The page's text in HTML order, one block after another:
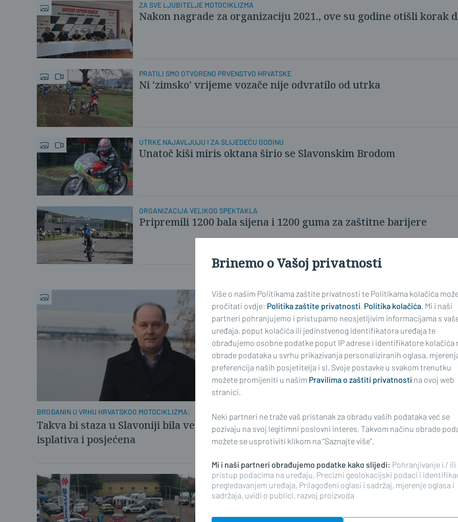
ZA SVE LJUBITELJE MOTOCIKLIZMA
Nakon nagrade za organizaciju 2021., ove su godine otišli korak
PRATILI SMO OTVORENO PRVENSTVO HRVATSKE
Ni 'zimsko' vrijeme vozače nije odvratilo od utrka
UTRKE NAJAVLJUJU I ZA SLIJEDEĆU GODINU
Unatoč kiši miris oktana širio se Slavonskim Brodom
ORGANIZACIJA VELIKOG SPEKTAKLA
Pripremili 1200 bala sijena i 1200 guma za zaštitne barijere
BROĐANIN U VRHU HRVATSKOG MOTOCIKLIZMA:
Takva bi staza u Slavoniji bila veoma
isplativa i posjećena
BRZA VOŽNJA I NEIZVJESNI DVOBOJI
Brođani osvojili sjajne rezultate na
osječkom Street Race-u
Brinemo o Vašoj privatnosti
Više o našim Politikama zaštite privatnosti te Politikama kolačića
pročitati ovdje: Politika zaštite privatnosti, Politika kolačića . Mi i naši
partneri pohranjujemo i pristupamo neosjetljivim informacijama s
uređaja, poput kolačića ili jedinstvenog identifikatora uređaja te
obrađujemo osobne podatke poput IP adrese i identifikatore kolačića
obrade podataka u svrhu prikazivanja personaliziranih oglasa,
preferencija naših posjetitelja i sl. Svoje postavke u svakom trenutku
možete promijeniti u našim Pravilima o zaštiti privatnosti na ovoj web
stranici.
Neki partneri ne traže vaš pristanak za obradu vaših podataka već se
pozivaju na svoj legitimni poslovni interes. Takvom načinu obrade
možete se usprotiviti klikom na "Saznajte više".
Mi i naši partneri obrađujemo podatke kako slijedi: Pohranjivanje i / ili
pristup podacima na uređaju, Precizni geolokacijski podaci i
pregledavanjem uređaja, Prilagođeni oglasi i sadržaj, mjerenje oglasa i
sadržaja, uvidi o publici, razvoj proizvoda